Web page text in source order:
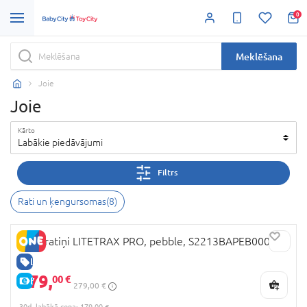
0
Meklēšana
Joie
Joie
Kārto
Labākie piedāvājumi
Filtrs
Rati un ķengursomas(8)
LABA CENA
E-CENA
JOIE ratiņi LITETRAX PRO, pebble, S2213BAPEB000
179,00 €
279,00 €